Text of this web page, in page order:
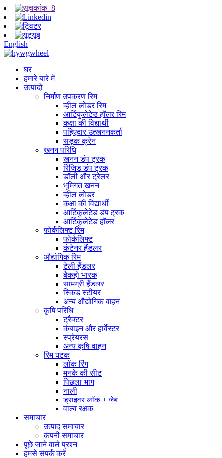
English
घर
हमारे बारे में
उत्पादों
निर्माण उपकरण रिम
व्हील लोडर रिम
आर्टिकुलेटेड हॉलर रिम
कक्षा की विद्यार्थी
पहिएदार उत्खननकर्ता
सड़क क्रेन
खनन परिधि
खनन डंप ट्रक
रिजिड डंप ट्रक
डॉली और ट्रेलर
भूमिगत खनन
व्हील लोडर
कक्षा की विद्यार्थी
आर्टिकुलेटेड डंप ट्रक
आर्टिकुलेटेड हॉलर
फोर्कलिफ्ट रिम
फोर्कलिफ्ट
कंटेनर हैंडलर
औद्योगिक रिम
टेली हैंडलर
बैकहो भारक
सामग्री हैंडलर
स्किड स्टीयर
अन्य औद्योगिक वाहन
कृषि परिधि
ट्रैक्टर
कंबाइन और हार्वेस्टर
स्प्रेयरस
अन्य कृषि वाहन
रिम घटक
लॉक रिंग
मनके की सीट
पिछला भाग
नाली
ड्राइवर लॉक + जेब
वाल्व रक्षक
समाचार
उत्पाद समाचार
कंपनी समाचार
पूछे जाने वाले प्रश्न
हमसे संपर्क करें